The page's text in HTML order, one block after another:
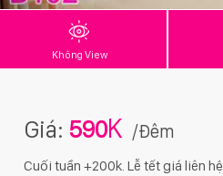
Không View
Giá: 590K /Đêm
Cuối tuần +200k. Lễ tết giá liên hệ